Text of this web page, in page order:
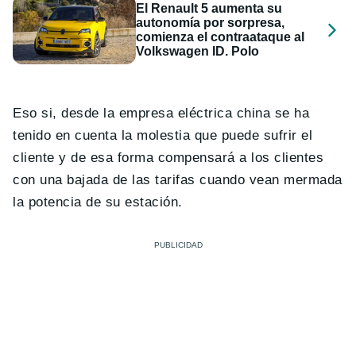
El Renault 5 aumenta su
autonomía por sorpresa,
comienza el contraataque al
Volkswagen ID. Polo
Eso si, desde la empresa eléctrica china se ha
tenido en cuenta la molestia que puede sufrir el
cliente y de esa forma compensará a los clientes
con una bajada de las tarifas cuando vean mermada
la potencia de su estación.